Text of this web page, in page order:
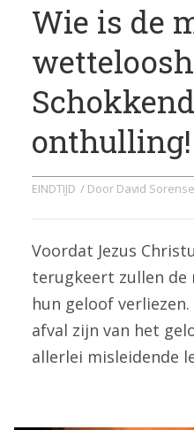
Wie is de
onthulling!
EINDTIJD / Door David
Voordat Jezus
terugkeert zullen de
hun geloof
afval zijn van het
allerlei misleidende